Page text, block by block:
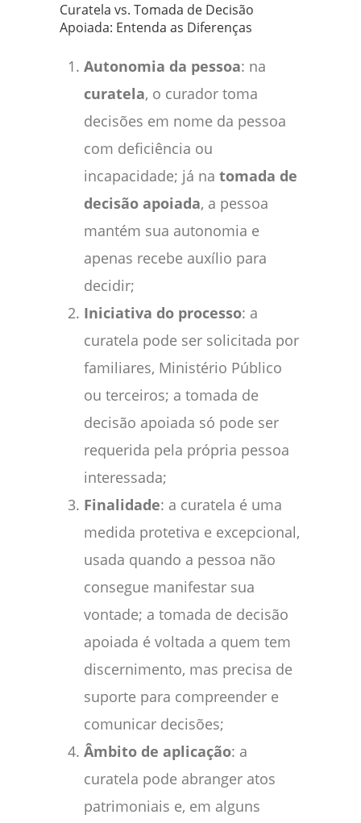
Curatela vs. Tomada de Decisão
Apoiada: Entenda as Diferenças
Autonomia da pessoa: na
curatela, o curador toma
decisões em nome da pessoa
com deficiência ou
incapacidade; já na tomada de
decisão apoiada, a pessoa
mantém sua autonomia e
apenas recebe auxílio para
decidir;
Iniciativa do processo: a
curatela pode ser solicitada por
familiares, Ministério Público
ou terceiros; a tomada de
decisão apoiada só pode ser
requerida pela própria pessoa
interessada;
Finalidade: a curatela é uma
medida protetiva e excepcional,
usada quando a pessoa não
consegue manifestar sua
vontade; a tomada de decisão
apoiada é voltada a quem tem
discernimento, mas precisa de
suporte para compreender e
comunicar decisões;
Âmbito de aplicação: a
curatela pode abranger atos
patrimoniais e, em alguns